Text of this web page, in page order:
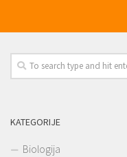
KATEGORIJE
Biologija